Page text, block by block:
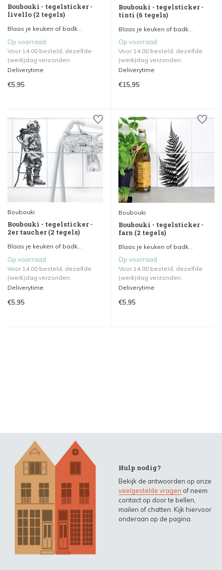
Boubouki - tegelsticker -
livello (2 tegels)
Blaas je keuken of badk...
Op voorraad
Voor 14.00 besteld, dezelfde
(werk)dag verzonden.
Deliverytime
€5,95
Boubouki - tegelsticker -
tinti (6 tegels)
Blaas je keuken of badk...
Op voorraad
Voor 14.00 besteld, dezelfde
(werk)dag verzonden.
Deliverytime
€15,95
Boubouki
Boubouki - tegelsticker -
2er taucher (2 tegels)
Blaas je keuken of badk...
Op voorraad
Voor 14.00 besteld, dezelfde
(werk)dag verzonden.
Deliverytime
€5,95
Boubouki
Boubouki - tegelsticker -
farn (2 tegels)
Blaas je keuken of badk...
Op voorraad
Voor 14.00 besteld, dezelfde
(werk)dag verzonden.
Deliverytime
€5,95
Hulp nodig?
Bekijk de antwoorden op onze
veelgestelde vragen of neem
contact op door te bellen,
mailen of chatten. Kijk hiervoor
onderaan op de pagina.